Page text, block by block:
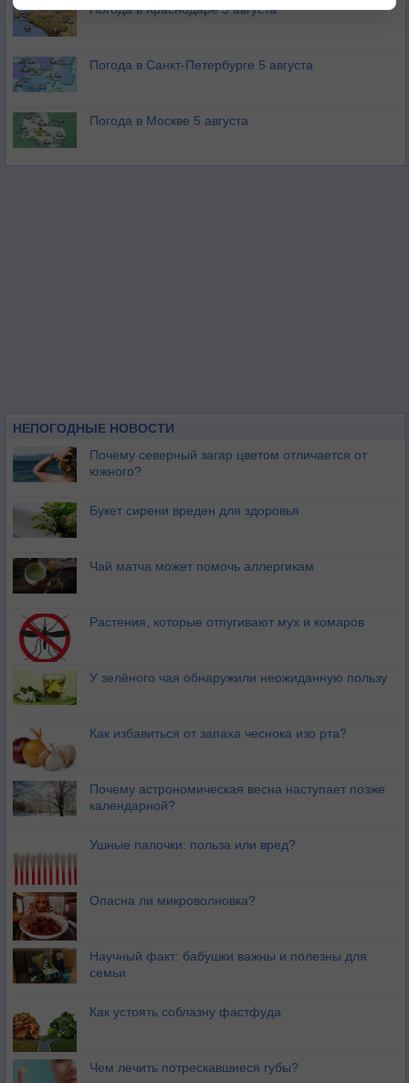
Погода в Краснодаре 5 августа
Погода в Санкт-Петербурге 5 августа
Погода в Москве 5 августа
НЕПОГОДНЫЕ НОВОСТИ
Почему северный загар цветом отличается от
южного?
Букет сирени вреден для здоровья
Чай матча может помочь аллергикам
Растения, которые отпугивают мух и комаров
У зелёного чая обнаружили неожиданную пользу
Как избавиться от запаха чеснока изо рта?
Почему астрономическая весна наступает позже
календарной?
Ушные палочки: польза или вред?
Опасна ли микроволновка?
Научный факт: бабушки важны и полезны для
семьи
Как устоять соблазну фастфуда
Чем лечить потрескавшиеся губы?